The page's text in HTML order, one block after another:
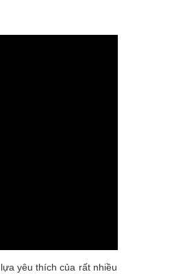
yêu thích của rất nhiều